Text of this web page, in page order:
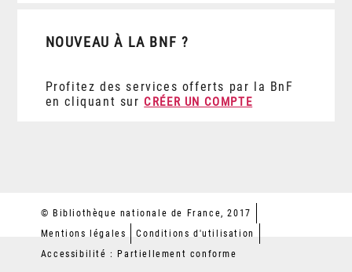
NOUVEAU À LA BNF ?
Profitez des services offerts par la BnF
en cliquant sur CRÉER UN COMPTE
© Bibliothèque nationale de France, 2017
Mentions légales
Conditions d'utilisation
Accessibilité : Partiellement conforme